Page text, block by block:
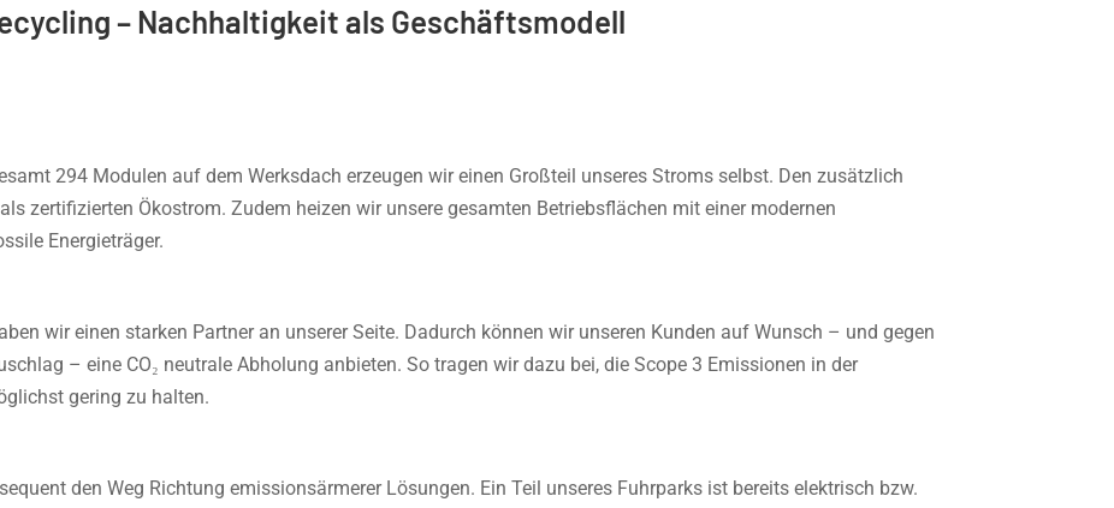
– Nachhaltigkeit als Geschäftsmodell
294 Modulen auf dem Werksdach erzeugen wir einen Großteil unseres Stroms selbst. Den zusätzlich
zertifizierten Ökostrom. Zudem heizen wir unsere gesamten Betriebsflächen mit einer modernen
Energieträger.
wir einen starken Partner an unserer Seite. Dadurch können wir unseren Kunden auf Wunsch – und gegen
– eine CO₂ neutrale Abholung anbieten. So tragen wir dazu bei, die Scope 3 Emissionen in der
gering zu halten.
den Weg Richtung emissionsärmerer Lösungen. Ein Teil unseres Fuhrparks ist bereits elektrisch bzw.